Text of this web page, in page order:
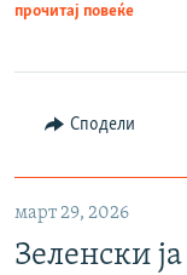
прочитај повеќе
Сподели
март 29, 2026
Зеленски